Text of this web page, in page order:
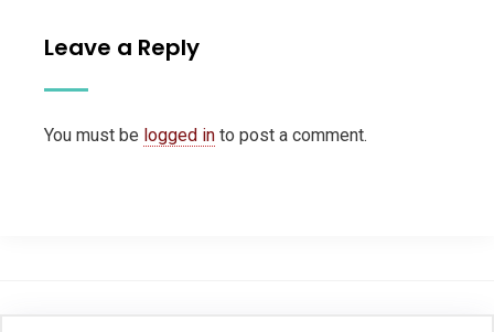
Leave a Reply
You must be logged in to post a comment.